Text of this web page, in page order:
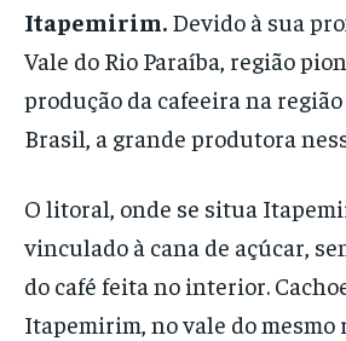
Itapemirim. Devido à sua
Vale do Rio Paraíba, região
produção da cafeeira na
Brasil, a grande produtora
O litoral, onde se situa
vinculado à cana de açúcar,
do café feita no interior.
Itapemirim, no vale do mesmo